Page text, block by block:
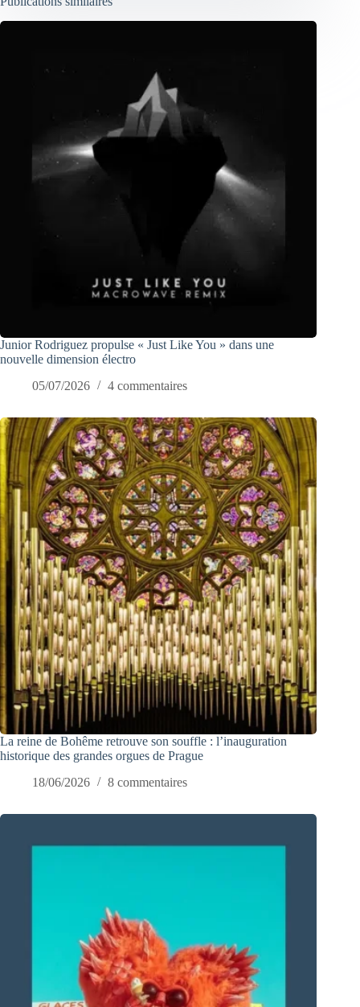
Junior Rodriguez propulse « Just Like You » dans une
nouvelle dimension électro
05/07/2026
4 commentaires
La reine de Bohême retrouve son souffle : l’inauguration
historique des grandes orgues de Prague
18/06/2026
8 commentaires